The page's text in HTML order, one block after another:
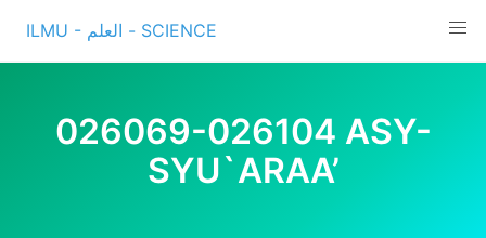
content
ILMU - العلم - SCIENCE
026069-026104 ASY-
SYU`ARAA’